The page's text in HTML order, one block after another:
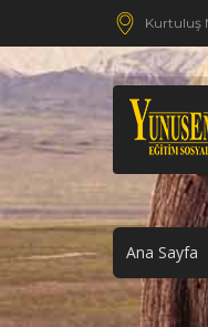
Kurtuluş
Ana Sayfa